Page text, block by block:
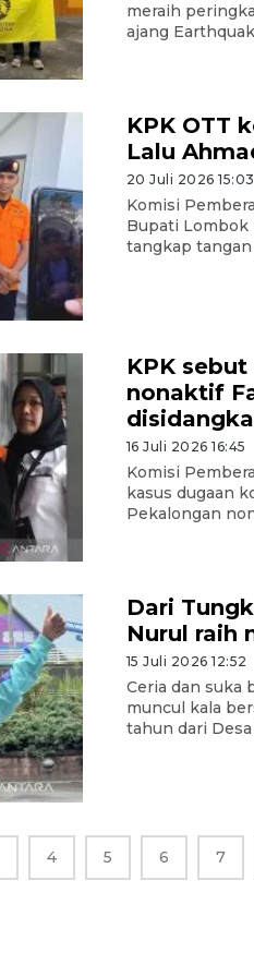
meraih
ajang
KPK OTT
Lalu
20 Juli 2026 15:03
Komisi
Bupati Lombok
tangkap tangan
KPK
nonaktif
16 Juli 2026 16:45
Komisi
kasus dugaan
Pekalongan
Dari
Nurul raih
15 Juli 2026 12:52
Ceria dan suka
muncul kala
tahun dari
4 5 6 7
1